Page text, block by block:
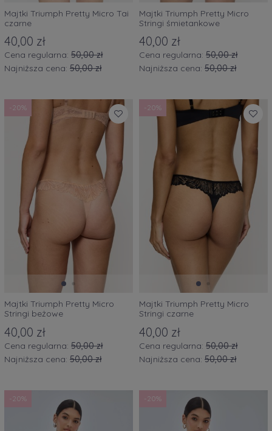
Majtki Triumph Pretty Micro Tai
czarne
40,00 zł
Cena regularna: 50,00 zł
Najniższa cena: 50,00 zł
Majtki Triumph Pretty Micro
Stringi śmietankowe
40,00 zł
Cena regularna: 50,00 zł
Najniższa cena: 50,00 zł
Majtki Triumph Pretty Micro
Stringi beżowe
40,00 zł
Cena regularna: 50,00 zł
Najniższa cena: 50,00 zł
-20%
Majtki Triumph Pretty Micro
Stringi czarne
40,00 zł
Cena regularna: 50,00 zł
Najniższa cena: 50,00 zł
-20%
-20% -20%